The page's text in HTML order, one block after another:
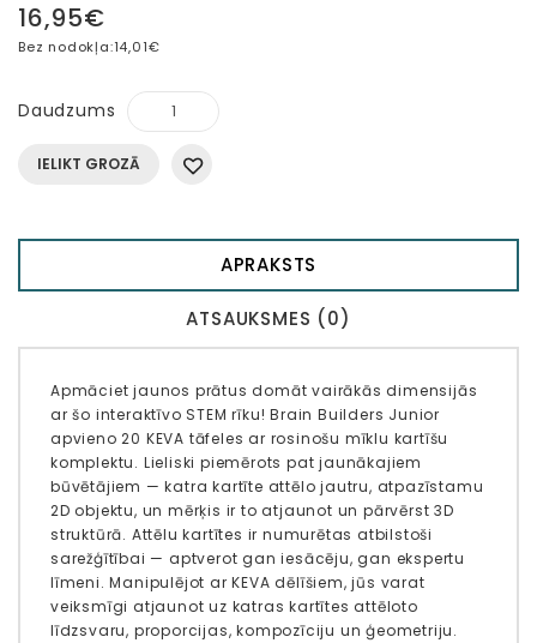
16,95€
Bez nodokļa:14,01€
Daudzums
IELIKT GROZĀ
APRAKSTS
ATSAUKSMES (0)
Apmāciet jaunos prātus domāt vairākās dimensijās
ar šo interaktīvo STEM rīku! Brain Builders Junior
apvieno 20 KEVA tāfeles ar rosinošu mīklu kartīšu
komplektu. Lieliski piemērots pat jaunākajiem
būvētājiem — katra kartīte attēlo jautru, atpazīstamu
2D objektu, un mērķis ir to atjaunot un pārvērst 3D
struktūrā. Attēlu kartītes ir numurētas atbilstoši
sarežģītībai — aptverot gan iesācēju, gan ekspertu
līmeni. Manipulējot ar KEVA dēlīšiem, jūs varat
veiksmīgi atjaunot uz katras kartītes attēloto
līdzsvaru, proporcijas, kompozīciju un ģeometriju.